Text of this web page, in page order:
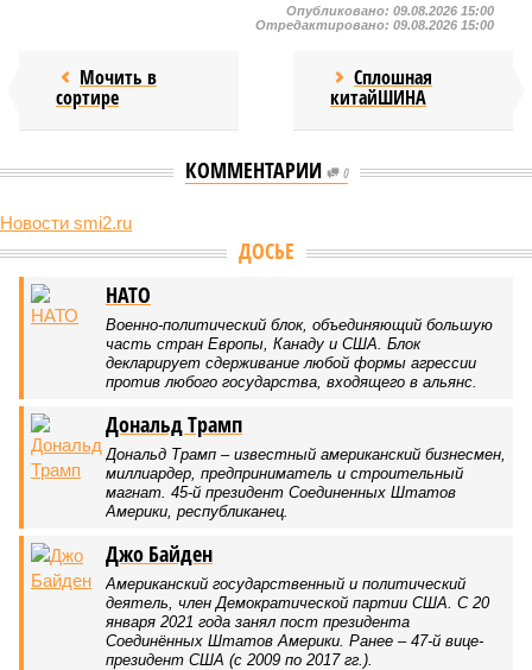
Опубликовано: 09.08.2026 15:00
Отредактировано: 09.08.2026 15:00
Мочить в
сортире
Сплошная
китайШИНА
КОММЕНТАРИИ 0
Новости smi2.ru
ДОСЬЕ
НАТО
Военно-политический блок, объединяющий большую
часть стран Европы, Канаду и США. Блок
декларирует сдерживание любой формы агрессии
против любого государства, входящего в альянс.
Дональд Трамп
Дональд Трамп – известный американский бизнесмен,
миллиардер, предприниматель и строительный
магнат. 45-й президент Соединенных Штатов
Америки, республиканец.
Джо Байден
Американский государственный и политический
деятель, член Демократической партии США. С 20
января 2021 года занял пост президента
Соединённых Штатов Америки. Ранее – 47-й вице-
президент США (с 2009 по 2017 гг.).